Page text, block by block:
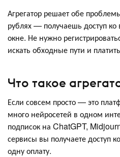
Агрегатор решает обе
рублях — получаешь доступ
окне. Не нужно
искать обходные пути и
Что такое
Если совсем просто — это
много нейросетей в одном
подписок на ChatGPT,
сервисы вы получаете доступ
одну оплату.